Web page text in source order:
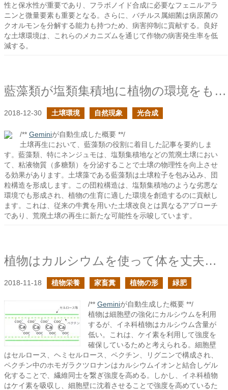
性と保水性が重要であり、フラボノイド合成に必要なフェニルアラ
ニンと微量要素も重要となる。さらに、バチルス属細菌は病原菌の
クオルモンを分解する能力も持つため、病害抑制に貢献する。良好
な土壌環境は、これらのメカニズムを通じて作物の病害発生率を低
減する。
藍藻類が塩類集積地に植物の環境をもたらす
2018-12-30 土壌環境 自然現象 光合成
/** Geminiが自動生成した概要 **/
土壌再生において、藍藻類の役割に着目した記事を要約しま
す。藍藻類、特にネンジュモは、塩類集積地などの荒廃土壌におい
て、粘液物質（多糖類）を分泌することで土壌の物理性を向上させ
る効果があります。土壌藻である藍藻類は土壌粒子を包み込み、団
粒構造を形成します。この団粒構造は、塩類集積地のような劣悪な
環境でも形成され、植物の生育に適した環境を創造するのに貢献し
ます。これは、従来の牛糞を用いた土壌改良とは異なるアプローチ
であり、荒廃土壌の再生に新たな可能性を示唆しています。
植物はカルシウムを使って体を丈夫にする
2018-11-18 植物栄養 家畜糞 植物の形 緑肥
/** Geminiが自動生成した概要 **/
植物は細胞壁の強化にカルシウムを利用
するが、イネ科植物はカルシウム含量が
低い。これは、ケイ素を利用して強度を
確保しているためと考えられる。細胞壁
はセルロース、ヘミセルロース、ペクチン、リグニンで構成され、
ペクチン中のホモガラクツロナンはカルシウムイオンと結合しゲル
化することで、繊維同士を繋ぎ強度を高める。しかし、イネ科植物
はケイ素を吸収し、細胞壁に沈着させることで強度を高めているた